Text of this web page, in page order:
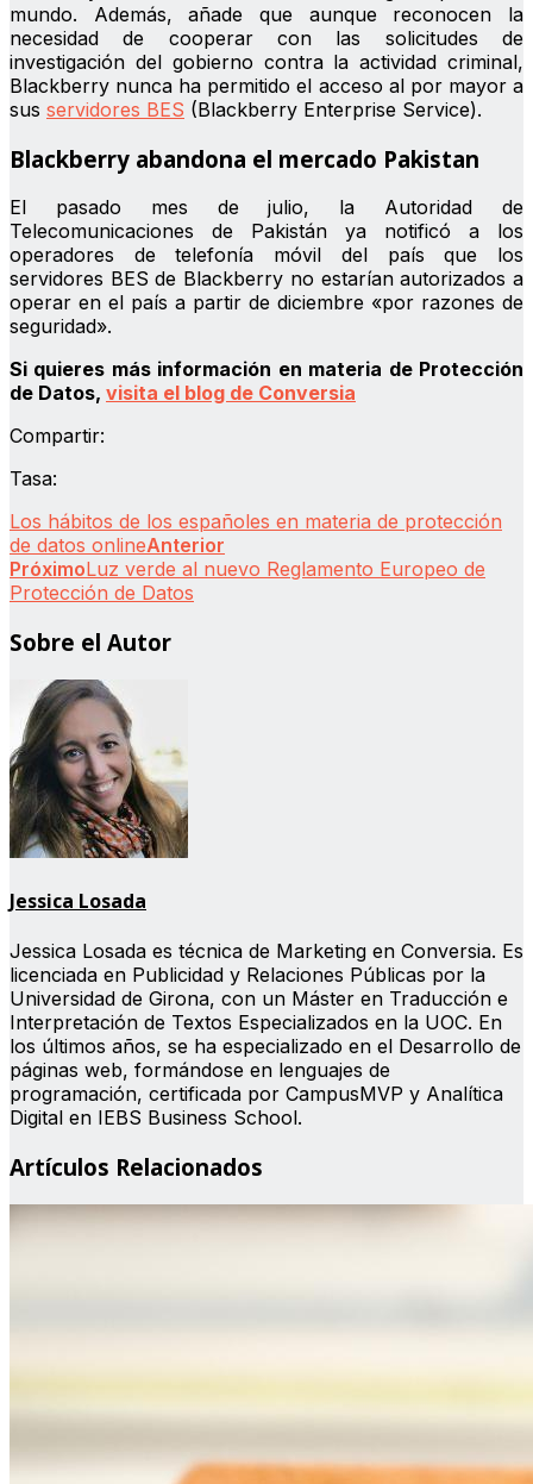
mundo. Además, añade que aunque reconocen la
necesidad de cooperar con las solicitudes de
investigación del gobierno contra la actividad criminal,
Blackberry nunca ha permitido el acceso al por mayor a
sus servidores BES (Blackberry Enterprise Service).
Blackberry abandona el mercado Pakistan
El pasado mes de julio, la Autoridad de
Telecomunicaciones de Pakistán ya notificó a los
operadores de telefonía móvil del país que los
servidores BES de Blackberry no estarían autorizados a
operar en el país a partir de diciembre «por razones de
seguridad».
Si quieres más información en materia de Protección
de Datos, visita el blog de Conversia
Compartir:
Tasa:
Los hábitos de los españoles en materia de protección
de datos onlineAnterior
PróximoLuz verde al nuevo Reglamento Europeo de
Protección de Datos
Sobre el Autor
Jessica Losada
Jessica Losada es técnica de Marketing en Conversia. Es
licenciada en Publicidad y Relaciones Públicas por la
Universidad de Girona, con un Máster en Traducción e
Interpretación de Textos Especializados en la UOC. En
los últimos años, se ha especializado en el Desarrollo de
páginas web, formándose en lenguajes de
programación, certificada por CampusMVP y Analítica
Digital en IEBS Business School.
Artículos Relacionados